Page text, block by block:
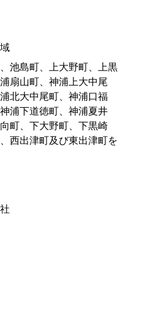
池島町、上大野町、上黒
扇山町、神浦上大中尾
北大中尾町、神浦口福
浦下道徳町、神浦夏井
町、下大野町、下黒崎
西出津町及び東出津町を